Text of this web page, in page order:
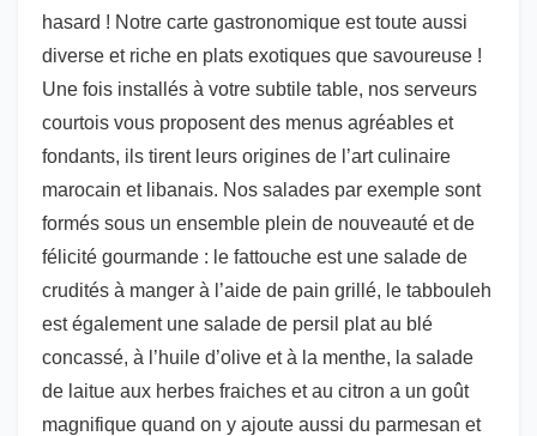
hasard ! Notre carte gastronomique est toute aussi
diverse et riche en plats exotiques que savoureuse !
Une fois installés à votre subtile table, nos serveurs
courtois vous proposent des menus agréables et
fondants, ils tirent leurs origines de l’art culinaire
marocain et libanais. Nos salades par exemple sont
formés sous un ensemble plein de nouveauté et de
félicité gourmande : le fattouche est une salade de
crudités à manger à l’aide de pain grillé, le tabbouleh
est également une salade de persil plat au blé
concassé, à l’huile d’olive et à la menthe, la salade
de laitue aux herbes fraiches et au citron a un goût
magnifique quand on y ajoute aussi du parmesan et